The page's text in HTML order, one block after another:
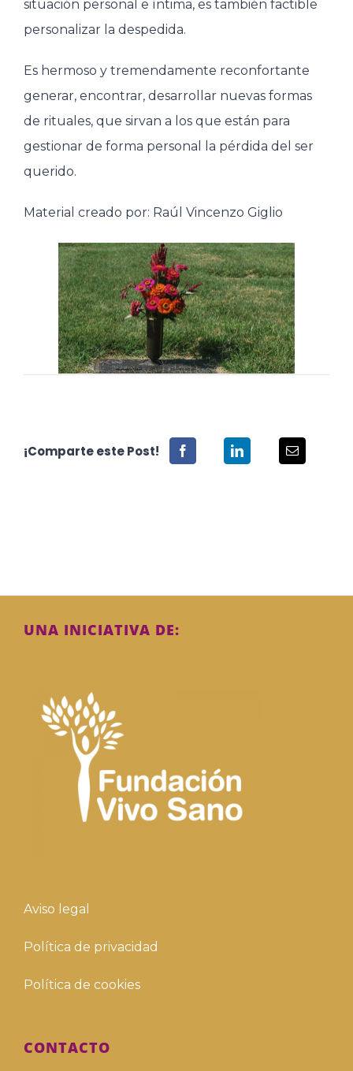
situación personal e íntima, es también factible
personalizar la despedida.
Es hermoso y tremendamente reconfortante
generar, encontrar, desarrollar nuevas formas
de rituales, que sirvan a los que están para
gestionar de forma personal la pérdida del ser
querido.
Material creado por: Raúl Vincenzo Giglio
¡Comparte este Post!
UNA INICIATIVA DE:
Aviso legal
Política de privacidad
Política de cookies
CONTACTO